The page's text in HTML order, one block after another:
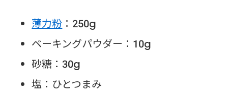
薄力粉 ：250g
ベーキングパウダー：10g
砂糖：30g
塩：ひとつまみ